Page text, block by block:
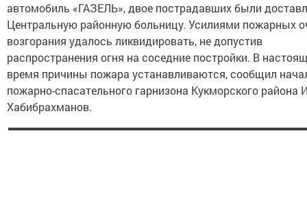
автомобиль «ГАЗЕЛЬ», двое пострадавших были
Центральную районную больницу. Усилиями пожарных
возгорания удалось ликвидировать, не допустив
распространения огня на соседние постройки. В
время причины пожара устанавливаются, сообщил
пожарно-спасательного гарнизона Кукморского района
Хабибрахманов.